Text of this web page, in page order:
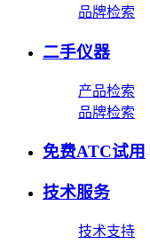
品牌检索
二手仪器
产品检索
品牌检索
免费ATC试用
技术服务
技术支持